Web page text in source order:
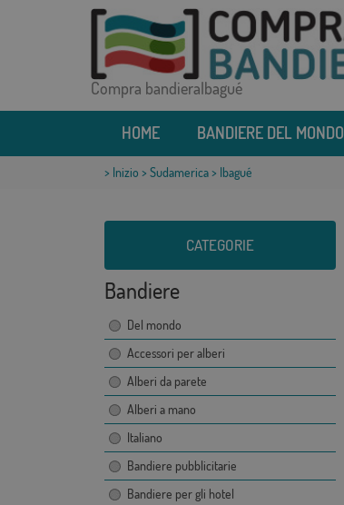
Compra bandieraIbagué
HOME BANDIERE DEL MONDO
> Inizio > Sudamerica> Ibagué
CATEGORIE
Bandiere
Del mondo
Accessori per alberi
Alberi da parete
Alberi a mano
Italiano
Bandiere pubblicitarie
Bandiere per gli hotel